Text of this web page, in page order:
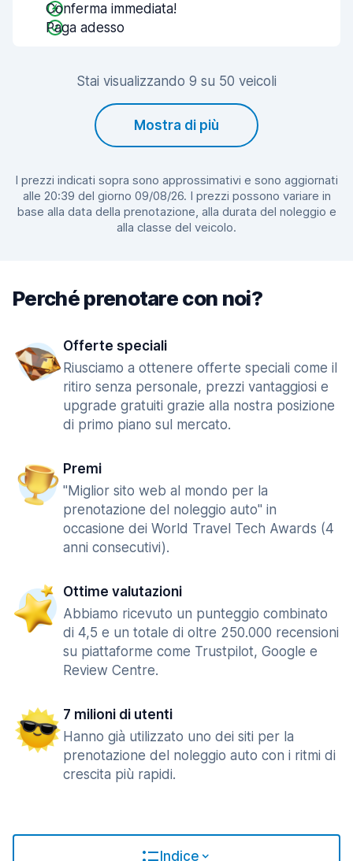
Conferma immediata!
Paga adesso
Stai visualizzando 9 su 50 veicoli
Mostra di più
I prezzi indicati sopra sono approssimativi e sono aggiornati
alle 20:39 del giorno 09/08/26. I prezzi possono variare in
base alla data della prenotazione, alla durata del noleggio e
alla classe del veicolo.
Perché prenotare con noi?
Offerte speciali
Riusciamo a ottenere offerte speciali come il
ritiro senza personale, prezzi vantaggiosi e
upgrade gratuiti grazie alla nostra posizione
di primo piano sul mercato.
Premi
"Miglior sito web al mondo per la
prenotazione del noleggio auto" in
occasione dei World Travel Tech Awards (4
anni consecutivi).
Ottime valutazioni
Abbiamo ricevuto un punteggio combinato
di 4,5 e un totale di oltre 250.000 recensioni
su piattaforme come Trustpilot, Google e
Review Centre.
7 milioni di utenti
Hanno già utilizzato uno dei siti per la
prenotazione del noleggio auto con i ritmi di
crescita più rapidi.
Indice